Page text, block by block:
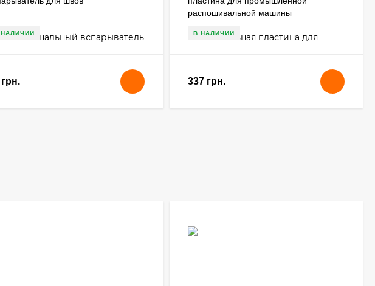
распошивальной машины
В НАЛИЧИИ
337 грн.